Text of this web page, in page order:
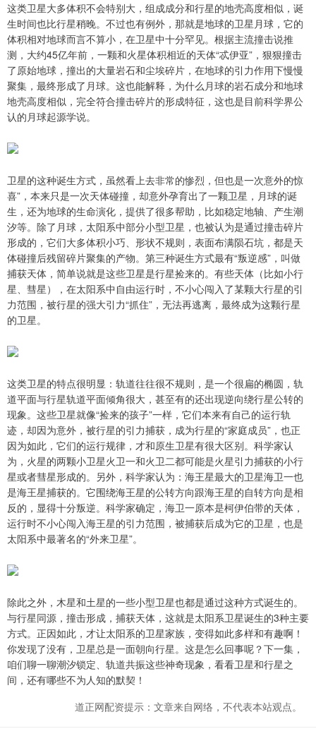
这类卫星大多体积不会特别大，组成成分和行星的地壳高度相似，诞
生时间也比行星稍晚。不过也有例外，那就是地球的卫星月球，它的
体积相对地球而言不算小，在卫星中十分罕见。根据主流撞击说推
测，大约45亿年前，一颗和火星体积相近的天体“忒伊亚”，狠狠撞击
了原始地球，撞出的大量岩石和尘埃碎片，在地球的引力作用下慢慢
聚集，最终形成了月球。这也能解释，为什么月球的岩石成分和地球
地壳高度相似，完全符合撞击碎片的形成特征，这也是目前科学界公
认的月球起源学说。
卫星的这种诞生方式，虽然看上去非常的惨烈，但也是一次意外的惊
喜”，本来只是一次天体碰撞，却意外孕育出了一颗卫星，月球的诞
生，还为地球的生命演化，提供了很多帮助，比如稳定地轴、产生潮
汐等。除了月球，太阳系中部分小型卫星，也被认为是通过撞击碎片
形成的，它们大多体积小巧、形状不规则，表面布满陨石坑，都是天
体碰撞后残留碎片聚集的产物。第三种诞生方式最有“叛逆感”，叫做
捕获天体，简单说就是这些卫星是行星捡来的。有些天体（比如小行
星、彗星），在太阳系中自由运行时，不小心闯入了某颗大行星的引
力范围，被行星的强大引力“抓住”，无法再逃离，最终成为这颗行星
的卫星。
这类卫星的特点很明显：轨道往往很不规则，是一个很扁的椭圆，轨
道平面与行星轨道平面倾角很大，甚至有的还出现逆向绕行星公转的
现象。这些卫星就像“捡来的孩子”一样，它们本来有自己的运行轨
迹，却因为意外，被行星的引力捕获，成为行星的“家庭成员”，也正
因为如此，它们的运行规律，才和原生卫星有很大区别。科学家认
为，火星的两颗小卫星火卫一和火卫二都可能是火星引力捕获的小行
星或者彗星形成的。另外，科学家认为：海王星最大的卫星海卫一也
是海王星捕获的。它围绕海王星的公转方向跟海王星的自转方向是相
反的，显得十分叛逆。科学家确定，海卫一原本是柯伊伯带的天体，
运行时不小心闯入海王星的引力范围，被捕获后成为它的卫星，也是
太阳系中最著名的“外来卫星”。
除此之外，木星和土星的一些小型卫星也都是通过这种方式诞生的。
与行星同源，撞击形成，捕获天体，这就是太阳系卫星诞生的3种主要
方式。正因如此，才让太阳系的卫星家族，变得如此多样和有趣啊！
你发现了没有，卫星总是一面朝向行星。这是怎么回事呢？下一集，
咱们聊一聊潮汐锁定、轨道共振这些神奇现象，看看卫星和行星之
间，还有哪些不为人知的默契！
道正网配资提示：文章来自网络，不代表本站观点。